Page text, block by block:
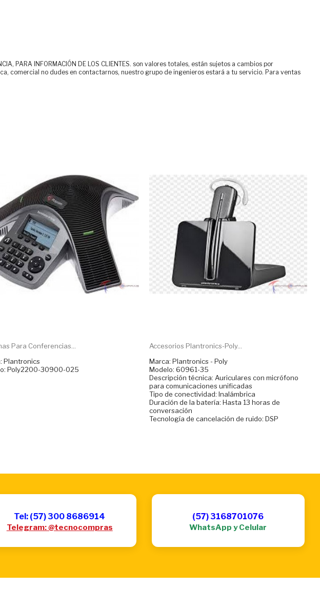
PARA INFORMACIÓN DE LOS CLIENTES. son valores totales, están sujetos a cambios por
comercial no dudes en contactarnos, nuestro grupo de ingenieros estará a tu servicio. Para ventas
Para Conferencias...
Plantronics
Poly2200-30900-025
Accesorios Plantronics-Poly...
Marca: Plantronics - Poly
Modelo: 60961-35
Descripción técnica: Auriculares con micrófono
para comunicaciones unificadas
Tipo de conectividad: Inalámbrica
Duración de la batería: Hasta 13 horas de
conversación
Tecnología de cancelación de ruido: DSP
Tel: (57) 300 8686914
Telegram: @tecnocompras
(57) 3168701076
WhatsApp y Celular